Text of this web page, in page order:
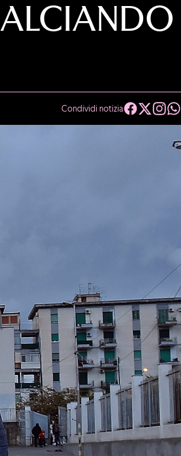
Condividi notizia